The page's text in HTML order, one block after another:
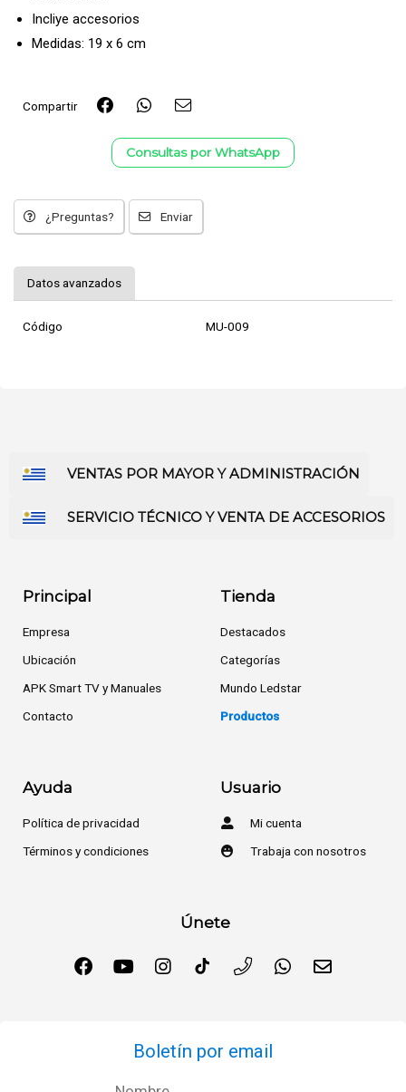
Incliye accesorios
Medidas: 19 x 6 cm
Compartir
Consultas por WhatsApp
¿Preguntas? Enviar
Datos avanzados
Código MU-009
VENTAS POR MAYOR Y ADMINISTRACIÓN
SERVICIO TÉCNICO Y VENTA DE ACCESORIOS
Principal
Empresa
Ubicación
APK Smart TV y Manuales
Contacto
Tienda
Destacados
Categorías
Mundo Ledstar
Productos
Ayuda
Política de privacidad
Términos y condiciones
Usuario
Mi cuenta
Trabaja con nosotros
Únete
Boletín por email